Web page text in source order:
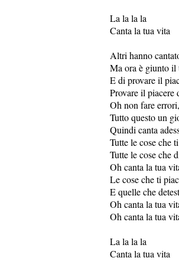
La la la la
Canta la tua vita
Altri hanno
Ma ora è giunto il
E di provare il
Provare il piacere
Oh non fare
Tutto questo un
Quindi canta
Tutte le cose che
Tutte le cose che
Oh canta la tua
Le cose che ti
E quelle che
Oh canta la tua
Oh canta la tua
La la la la
Canta la tua vita